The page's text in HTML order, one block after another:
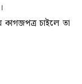
চাইলে তা